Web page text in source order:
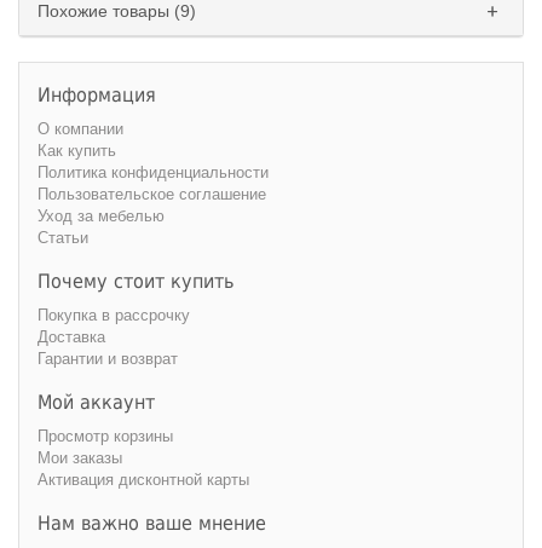
Похожие товары (9)
Информация
О компании
Как купить
Политика конфиденциальности
Пользовательское соглашение
Уход за мебелью
Статьи
Почему стоит купить
Покупка в рассрочку
Доставка
Гарантии и возврат
Мой аккаунт
Просмотр корзины
Мои заказы
Активация дисконтной карты
Нам важно ваше мнение